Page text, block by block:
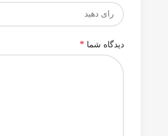
دیدگاه شما *